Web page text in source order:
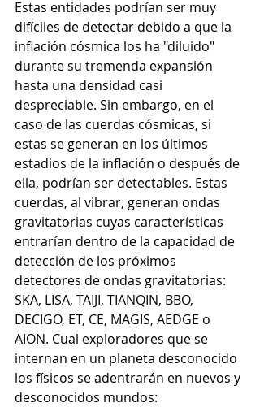
Estas entidades podrían ser muy
difíciles de detectar debido a que la
inflación cósmica los ha "diluido"
durante su tremenda expansión
hasta una densidad casi
despreciable. Sin embargo, en el
caso de las cuerdas cósmicas, si
estas se generan en los últimos
estadios de la inflación o después de
ella, podrían ser detectables. Estas
cuerdas, al vibrar, generan ondas
gravitatorias cuyas características
entrarían dentro de la capacidad de
detección de los próximos
detectores de ondas gravitatorias:
SKA, LISA, TAIJI, TIANQIN, BBO,
DECIGO, ET, CE, MAGIS, AEDGE o
AION. Cual exploradores que se
internan en un planeta desconocido
los físicos se adentrarán en nuevos y
desconocidos mundos: